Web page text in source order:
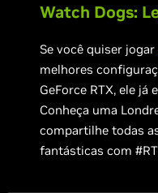
Watch Dogs:
Se você quiser jogar
melhores
GeForce RTX, ele já
Conheça uma
compartilhe todas
fantásticas com